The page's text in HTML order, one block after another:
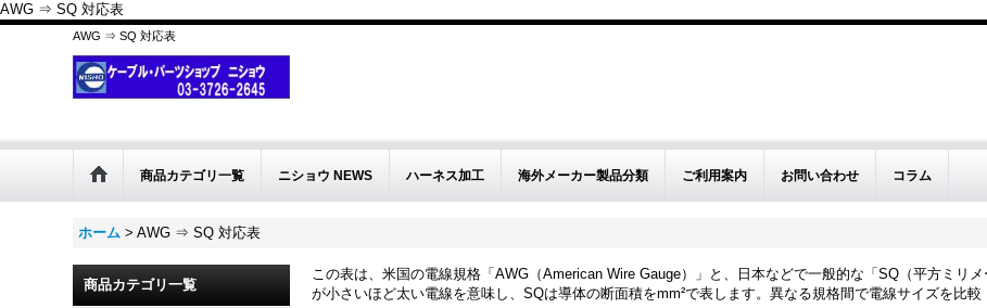
AWG ⇒ SQ 対応表
AWG ⇒ SQ 対応表
商品カテゴリ一覧 ニショウ NEWS ハーネス加工 海外メーカー製品分類 ご利用案内 お問い合わせ コラム
ホーム > AWG ⇒ SQ 対応表
商品カテゴリ一覧
この表は、米国の電線規格「AWG（American Wire Gauge）」と、日本などで一般的な「SQ（平方ミリ
が小さいほど太い電線を意味し、SQは導体の断面積をmm²で表します。異なる規格間で電線サイズを比較